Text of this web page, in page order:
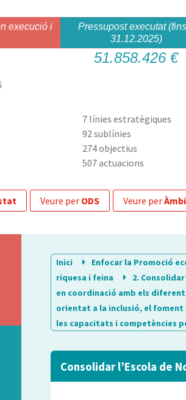
execució i
Pressupost executat
31.12.2025)
51.858.426 €
7 línies estratègiques
92 sublínies
274 objectius
507 actuacions
veure per ODS veure per
Inici
Enfocar la Promoció
riquesa i feina
2.
en coordinació amb els
orientat a la inclusió, el
les capacitats i competències
Consolidar l’Escola de